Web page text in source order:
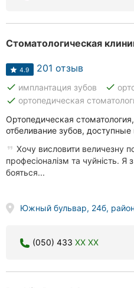
Стоматологическая
4.9 201 отзыв
done имплантация зубов done
done ортопедическая
Ортопедическая
отбеливание зубов,
Хочу висловити величезну
професіоналізм та чуйність. Я
бояться...
Южный бульвар, 24б,
(050) 433 XX XX